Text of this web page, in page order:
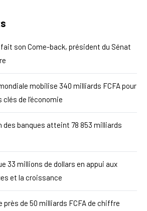
son Come-back, président du Sénat
mobilise 340 milliards FCFA pour
de l’économie
des banques atteint 78 853 milliards
33 millions de dollars en appui aux
et la croissance
près de 50 milliards FCFA de chiffre